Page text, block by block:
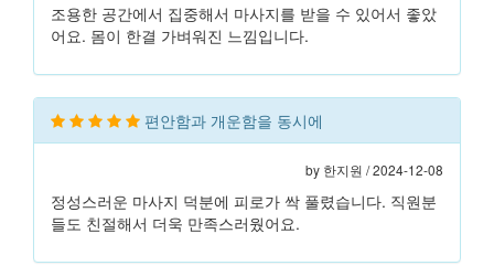
조용한 공간에서 집중해서 마사지를 받을 수 있어서 좋았
어요. 몸이 한결 가벼워진 느낌입니다.
편안함과 개운함을 동시에
by 한지원 / 2024-12-08
정성스러운 마사지 덕분에 피로가 싹 풀렸습니다. 직원분
들도 친절해서 더욱 만족스러웠어요.